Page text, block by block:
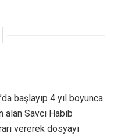
başlayıp 4 yıl boyunca
alan Savcı Habib
vererek dosyayı